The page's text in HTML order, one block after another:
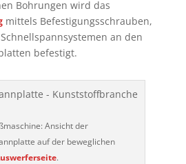
Bohrungen wird das
mittels Befestigungsschrauben,
an den
befestigt.
Ansicht der
auf der beweglichen
.